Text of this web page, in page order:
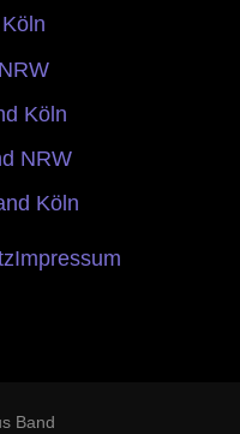
Köln
NRW
Köln
Impressum
Band